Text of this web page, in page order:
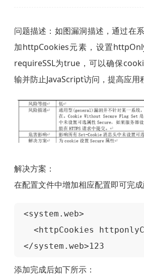
问题描述：如图漏洞描述，通过在
加httpCookies元素，设置
requireSSL为true，可以确保
输并防止JavaScript访问，提高应用
解决方案：
在配置文件中增加相应配置即可完成
<system.web>
<httpCookies
</system.web>123
添加完成后如下所示：